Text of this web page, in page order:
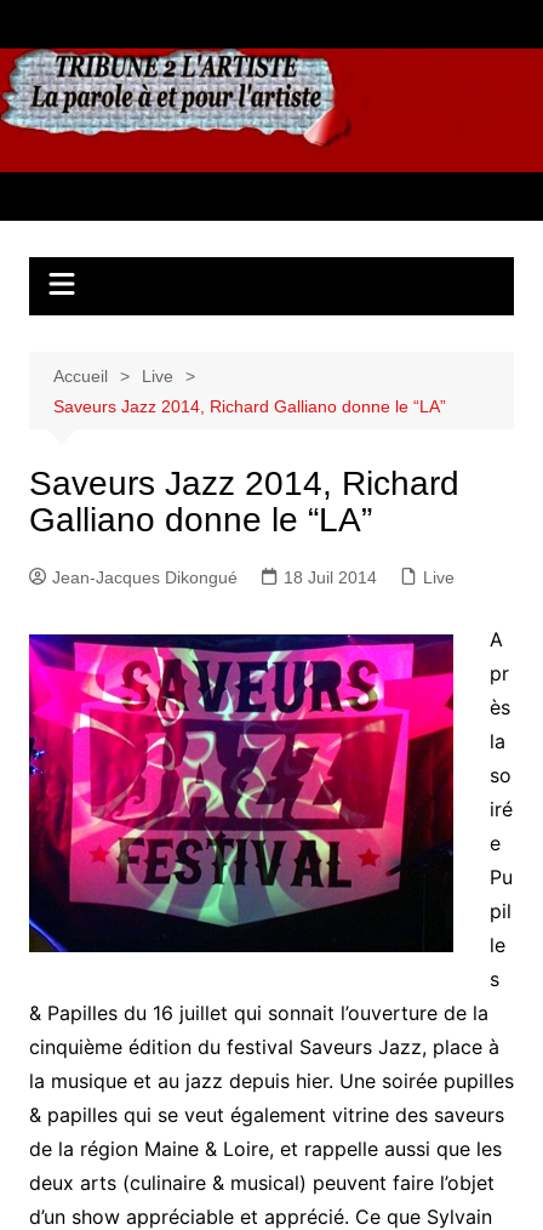
au
contenu
Accueil
Live
Saveurs Jazz 2014, Richard Galliano donne le “LA”
Saveurs Jazz 2014, Richard
Galliano donne le “LA”
Jean-Jacques Dikongué 18 Juil 2014 Live
A
pr
ès
la
so
iré
e
Pu
pil
le
s
& Papilles du 16 juillet qui sonnait l’ouverture de la
cinquième édition du festival Saveurs Jazz, place à
la musique et au jazz depuis hier. Une soirée pupilles
& papilles qui se veut également vitrine des saveurs
de la région Maine & Loire, et rappelle aussi que les
deux arts (culinaire & musical) peuvent faire l’objet
d’un show appréciable et apprécié. Ce que Sylvain